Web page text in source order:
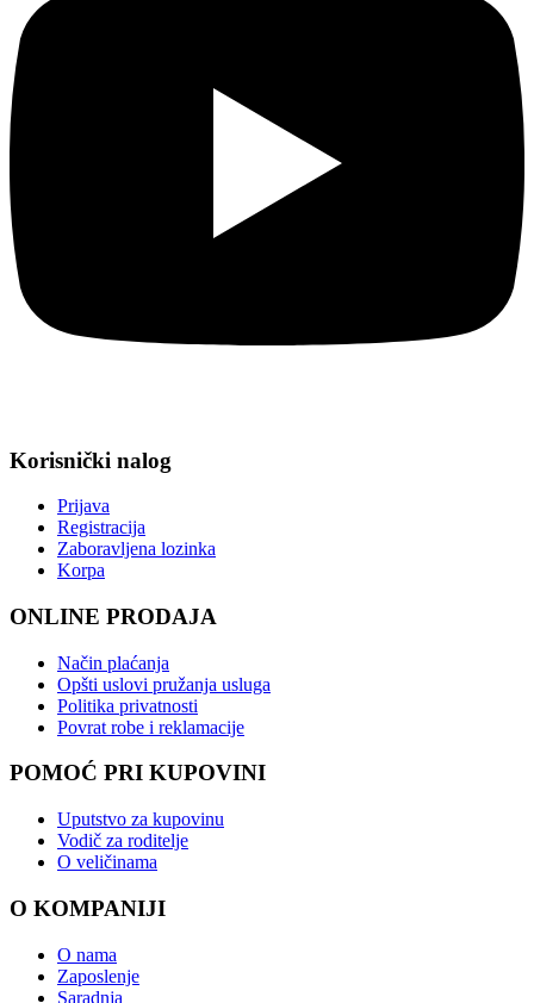
Korisnički nalog
Prijava
Registracija
Zaboravljena lozinka
Korpa
ONLINE PRODAJA
Način plaćanja
Opšti uslovi pružanja usluga
Politika privatnosti
Povrat robe i reklamacije
POMOĆ PRI KUPOVINI
Uputstvo za kupovinu
Vodič za roditelje
O veličinama
O KOMPANIJI
O nama
Zaposlenje
Saradnja